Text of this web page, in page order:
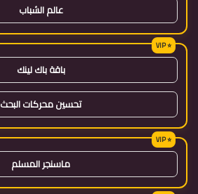
عالم الشباب
باقة باك لينك
تحسين محركات البحث
ماسنجر المسلم